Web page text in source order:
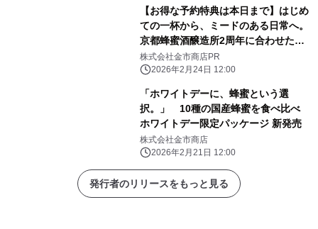
【お得な予約特典は本日まで】はじめ
ての一杯から、ミードのある日常へ。
京都蜂蜜酒醸造所2周年に合わせた新
作ミード発売
株式会社金市商店PR
2026年2月24日 12:00
「ホワイトデーに、蜂蜜という選
択。」 10種の国産蜂蜜を食べ比べ
ホワイトデー限定パッケージ 新発売
株式会社金市商店
2026年2月21日 12:00
発行者のリリースをもっと見る